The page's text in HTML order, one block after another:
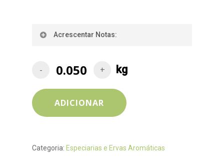
Acrescentar Notas:
ADICIONAR
Categoria: Especiarias e Ervas Aromáticas